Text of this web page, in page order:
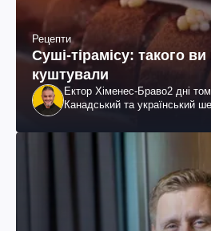
Рецепти
Суші-тірамісу: такого
куштували
Ектор Хіменес-Браво2 дні
Канадський та український